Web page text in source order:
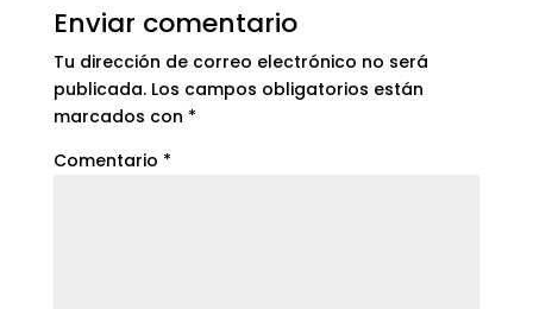
Enviar comentario
Tu dirección de correo electrónico no será
publicada. Los campos obligatorios están
marcados con *
Comentario *